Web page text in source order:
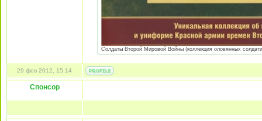
Солдаты Второй Мировой Войны (коллекция оловянных
29 фев 2012, 15:14
Спонсор